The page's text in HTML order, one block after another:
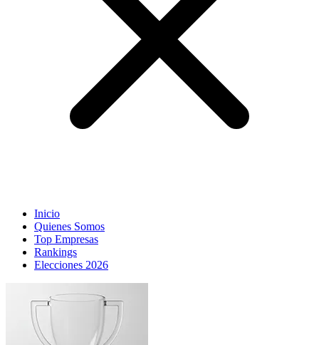
Inicio
Quienes Somos
Top Empresas
Rankings
Elecciones 2026